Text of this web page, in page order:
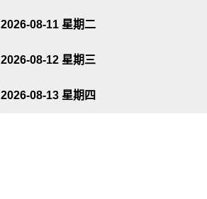
2026-08-11 星期二
2026-08-12 星期三
2026-08-13 星期四